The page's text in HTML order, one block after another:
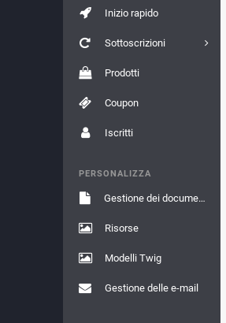
Inizio rapido
Sottoscrizioni
Prodotti
Coupon
Iscritti
PERSONALIZZA
Gestione dei documenti
Risorse
Modelli Twig
Gestione delle e-mail